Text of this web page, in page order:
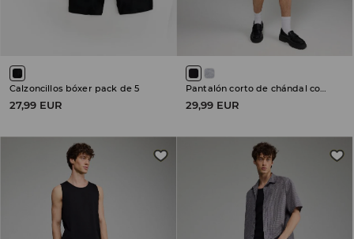
Calzoncillos bóxer pack de 5
27,99 EUR
Pantalón corto de chándal con impresión
29,99 EUR